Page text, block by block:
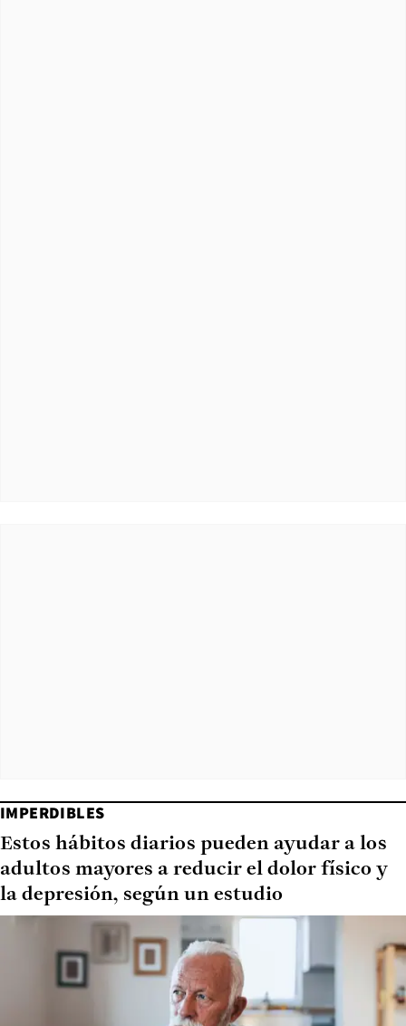
IMPERDIBLES
Estos hábitos diarios pueden ayudar a los
adultos mayores a reducir el dolor físico y
la depresión, según un estudio